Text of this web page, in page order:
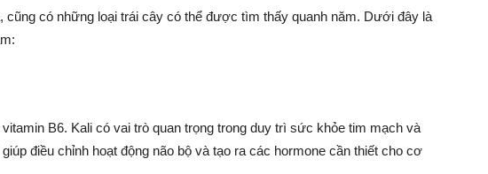
cũng có những loại trái cây có thể được tìm thấy quanh năm. Dưới đây là
B6. Kali có vai trò quan trọng trong duy trì sức khỏe tim mạch và
điều chỉnh hoạt động não bộ và tạo ra các hormone cần thiết cho cơ